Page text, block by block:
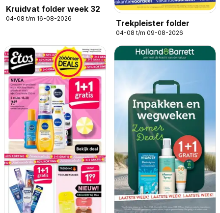
Kruidvat folder week 32
04-08 t/m 16-08-2026 Trekpleister folder
04-08 t/m 09-08-2026